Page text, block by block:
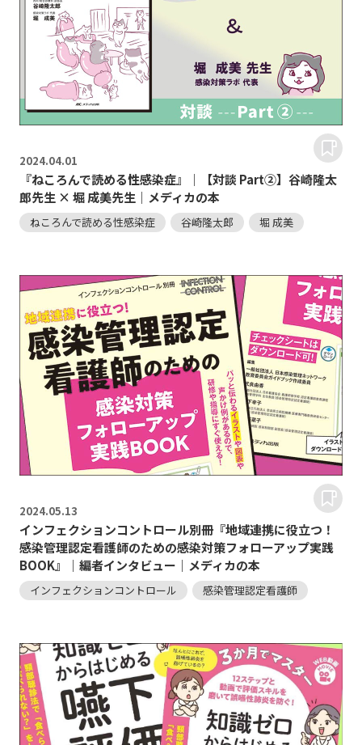
2024.04.01
『ねころんで読める性感染症』｜【対談 Part②】谷崎隆太
郎先生 × 堀 成美先生｜メディカの本
ねころんで読める性感染症 谷崎隆太郎 堀 成美
2024.05.13
インフェクションコントロール別冊『地域連携に役立つ！
感染管理認定看護師のための感染対策フォローアップ実践
BOOK』｜編者インタビュー｜メディカの本
インフェクションコントロール 感染管理認定看護師